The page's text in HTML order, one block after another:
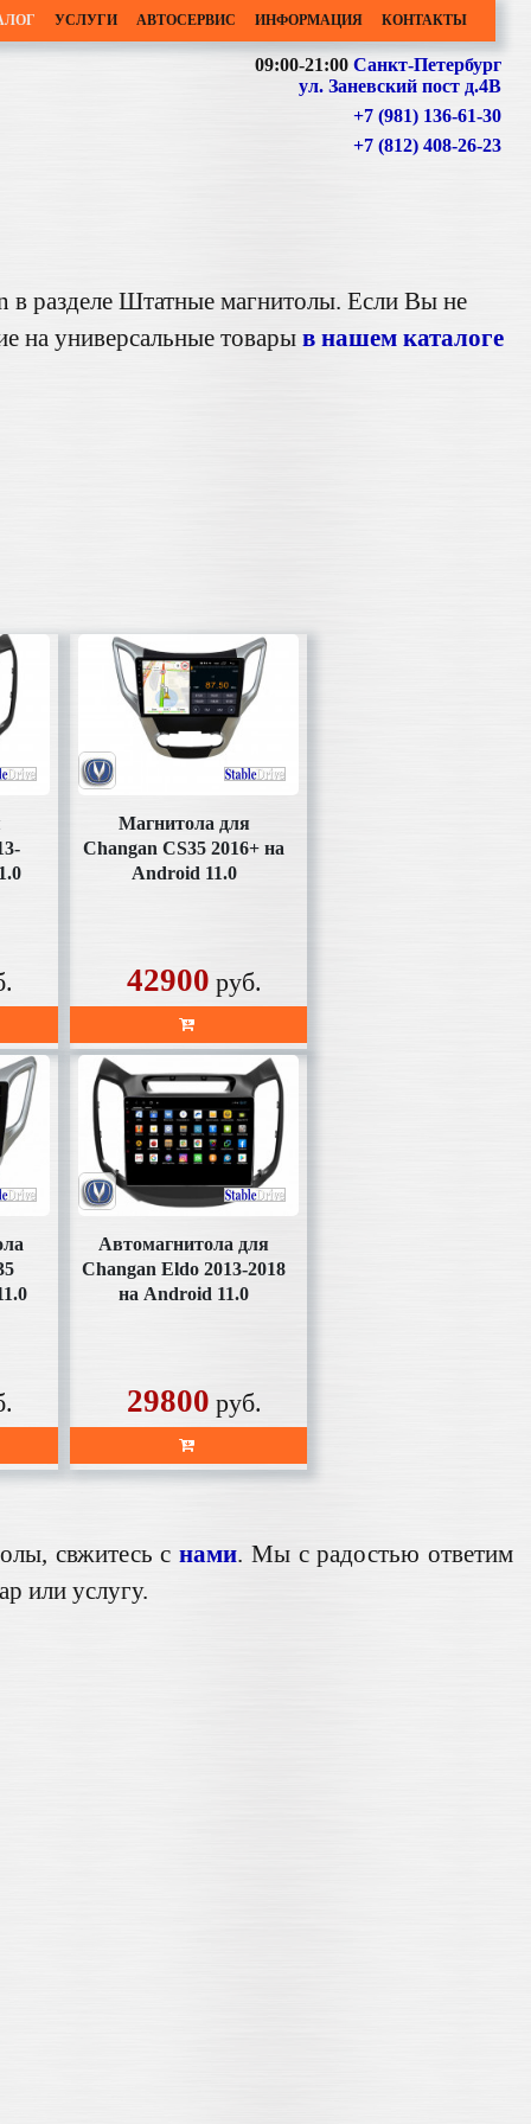
УСЛУГИ АВТОСЕРВИС ИНФОРМАЦИЯ КОНТАКТЫ
09:00-21:00 Санкт-Петербург
ул. Заневский пост д.4В
+7 (981) 136-61-30
+7 (812) 408-26-23
в разделе Штатные магнитолы. Если Вы не
на универсальные товарыв нашем каталоге
Магнитола для
Changan CS35 2016+ на
Android 11.0
42900 руб.
Автомагнитола для
Changan Eldo 2013-2018
на Android 11.0
29800 руб.
свжитесь снами. Мы с радостью ответим
или услугу.